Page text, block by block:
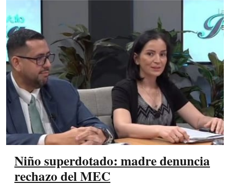
Niño superdotado: madre denuncia
rechazo del MEC